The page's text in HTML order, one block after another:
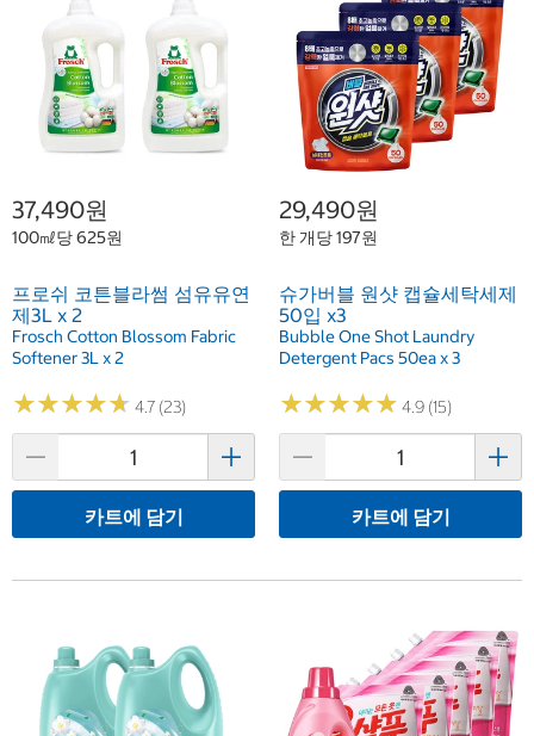
37,490원
100㎖당 625원
프로쉬 코튼블라썸 섬유유연
제3L x 2
Frosch Cotton Blossom Fabric
Softener 3L x 2
★★★★★
★★★★★ 4.7 (23)
카트에 담기
29,490원
한 개당 197원
슈가버블 원샷 캡슐세탁세제
50입 x3
Bubble One Shot Laundry
Detergent Pacs 50ea x 3
★★★★★
★★★★★ 4.9 (15)
카트에 담기